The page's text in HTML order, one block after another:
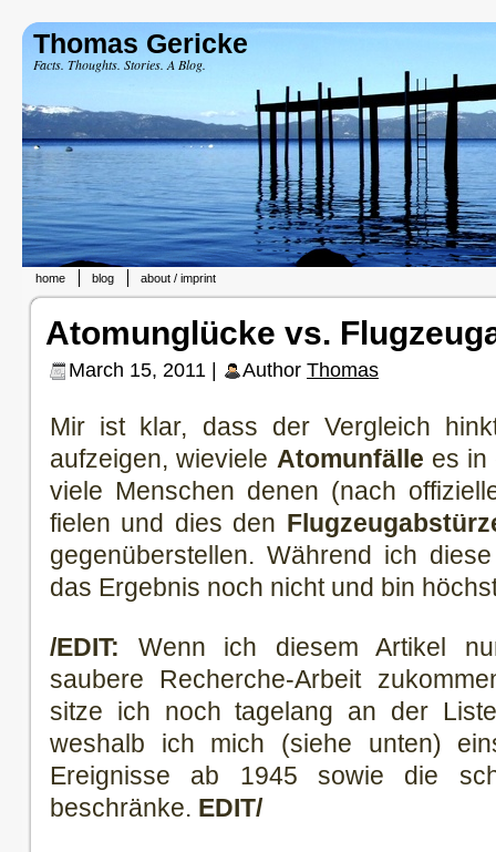
Thomas Gericke
Facts. Thoughts. Stories. A Blog.
home blog about / imprint
Atomunglücke vs.
March 15, 2011 | Author Thomas
Mir ist klar, dass der Vergleich
aufzeigen, wieviele Atomunfälle es in
viele Menschen denen (nach
fielen und dies den
gegenüberstellen. Während ich
das Ergebnis noch nicht und bin
/EDIT: Wenn ich diesem Artikel
saubere Recherche-Arbeit
sitze ich noch tagelang an der
weshalb ich mich (siehe unten)
Ereignisse ab 1945 sowie die
beschränke. EDIT/